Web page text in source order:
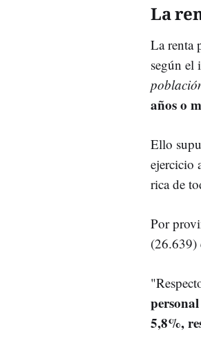
La
La renta
según el
años o
Ello
ejercicio
rica de
Por
(26.639)
5,8%,